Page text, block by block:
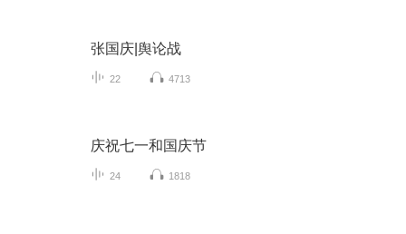
张国庆|舆论战
22 4713
庆祝七一和国庆节
24 1818